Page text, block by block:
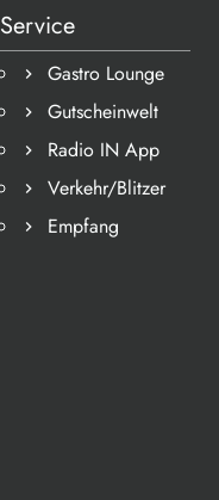
Service
Gastro Lounge
Gutscheinwelt
Radio IN App
Verkehr/Blitzer
Empfang